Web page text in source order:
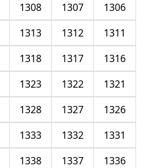
1306
1307
1308
1311
1312
1313
1316
1317
1318
1321
1322
1323
1326
1327
1328
1331
1332
1333
1336
1337
1338